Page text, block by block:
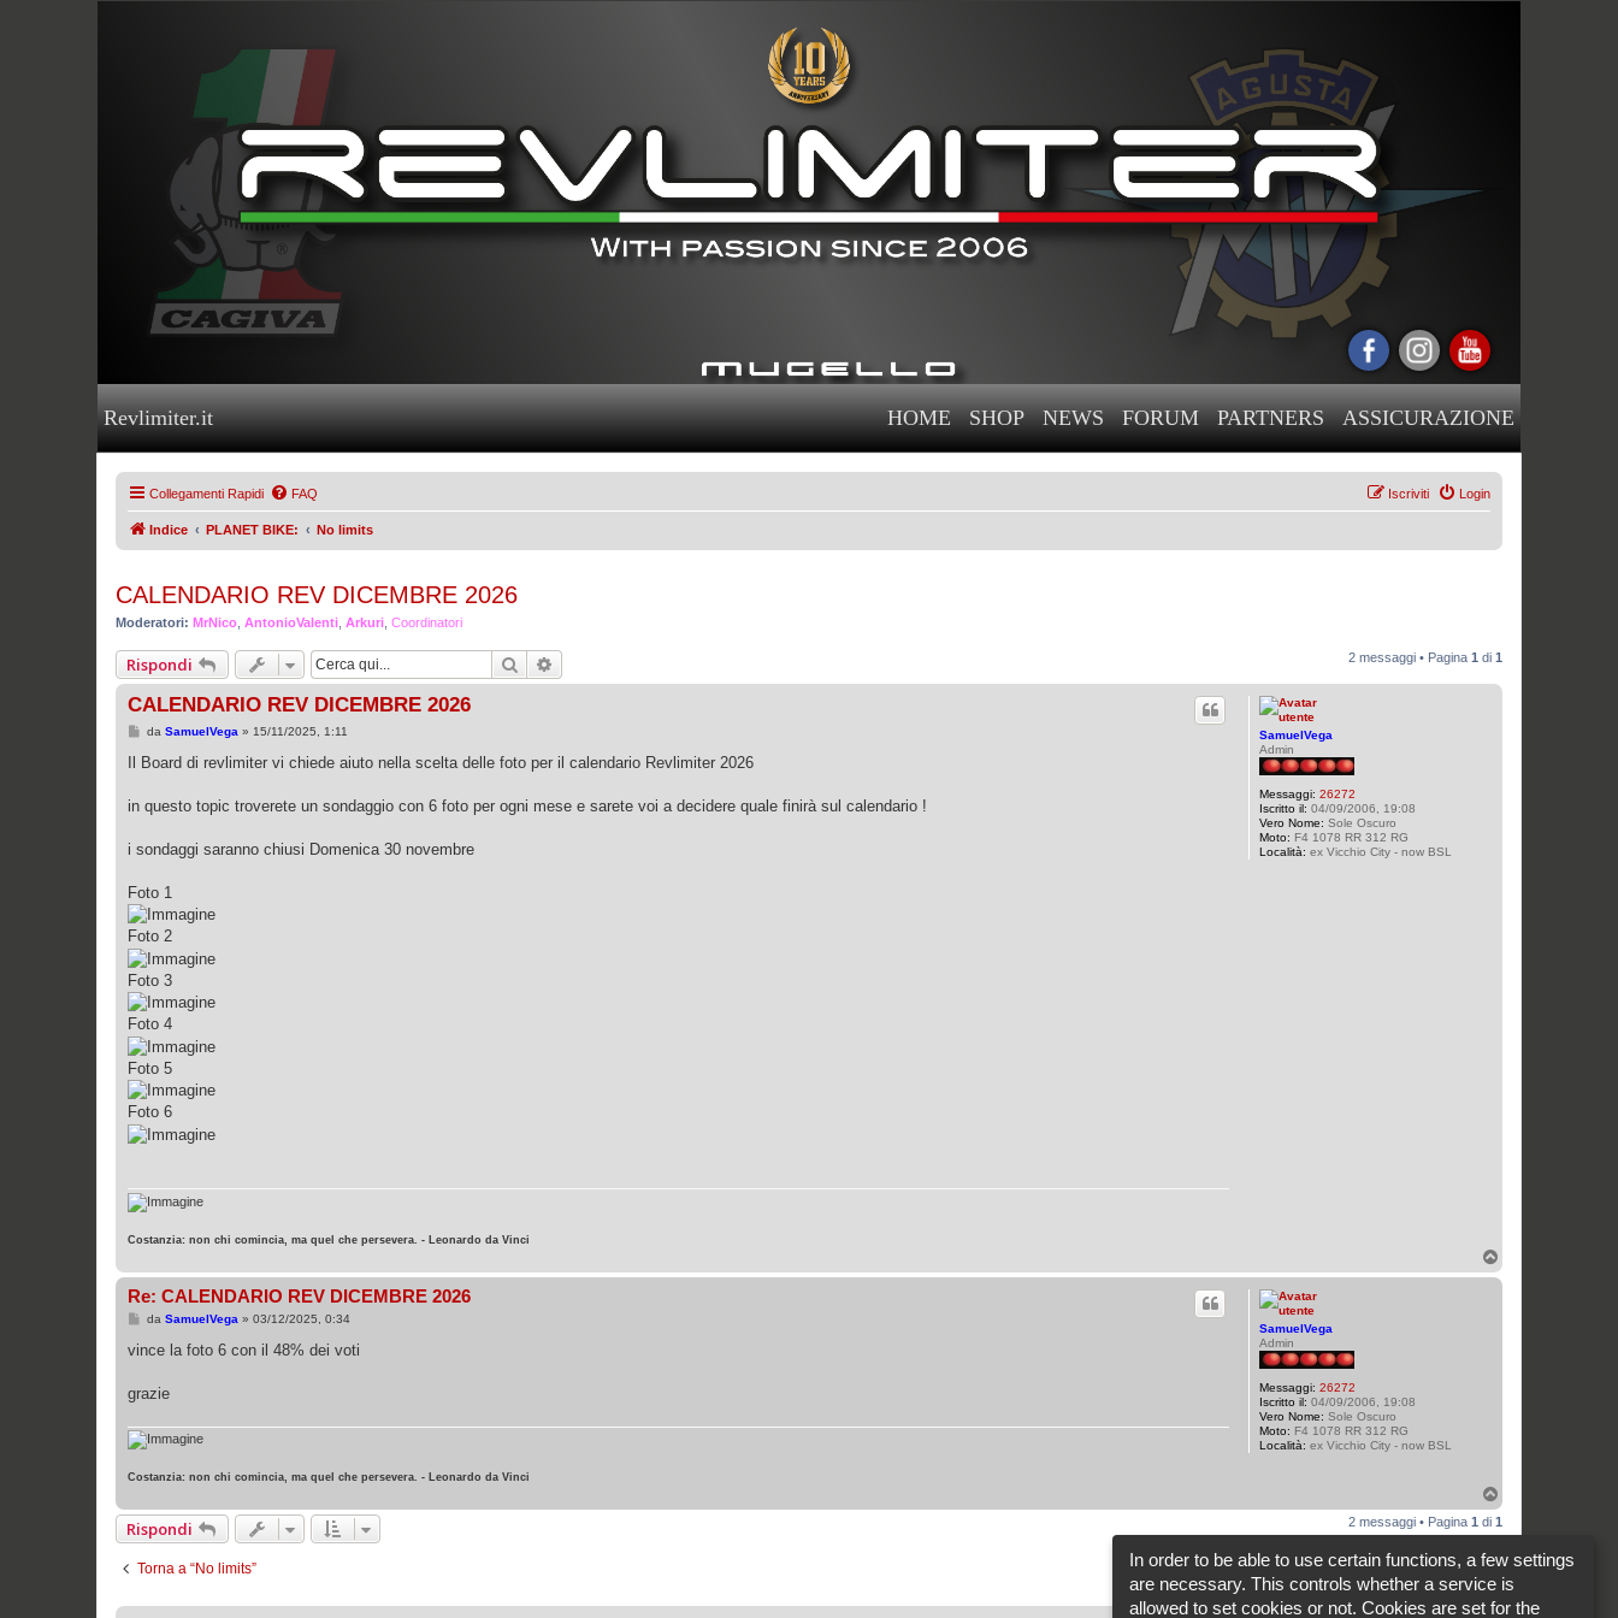
Revlimiter.it HOME SHOP NEWS FORUM PARTNERS ASSICURAZIONE
Collegamenti Rapidi FAQ Login
Iscriviti
Indice PLANET BIKE: No limits
CALENDARIO REV DICEMBRE 2026
Moderatori: MrNico AntonioValenti Arkuri Coordinatori
Rispondi Cerca 2 messaggi • Pagina 1 di 1
SamuelVega
Admin
Messaggi: 26272
Iscritto il: 04/09/2006, 19:08
Vero Nome: Sole Oscuro
Moto: F4 1078 RR 312 RG
Località: ex Vicchio City - now BSL
CALENDARIO REV DICEMBRE 2026
M
s
g
o
da SamuelVega » 15/11/2025, 1:11
Il Board di revlimiter vi chiede aiuto nella scelta delle foto per il calendario Revlimiter 2026
in questo topic troverete un sondaggio con 6 foto per ogni mese e sarete voi a decidere quale finirà sul calendario !
i sondaggi saranno chiusi Domenica 30 novembre
Foto 1
Foto 2
Foto 3
Foto 4
Foto 5
Foto 6
Costanzia: non chi comincia, ma quel che persevera. - Leonardo da Vinci
o
p
SamuelVega
Admin
Messaggi: 26272
Iscritto il: 04/09/2006, 19:08
Vero Nome: Sole Oscuro
Moto: F4 1078 RR 312 RG
Località: ex Vicchio City - now BSL
Re: CALENDARIO REV DICEMBRE 2026
M
s
g
o
da SamuelVega» 03/12/2025, 0:34
vince la foto 6 con il 48% dei voti
grazie
Costanzia: non chi comincia, ma quel che persevera. - Leonardo da Vinci
o
p
Rispondi 2 messaggi • Pagina 1 di 1
Torna a “No limits” Vai a
In order to be able to use certain functions, a few settings
are necessary. This controls whether a service is
allowed to set cookies or not. Cookies are set for the